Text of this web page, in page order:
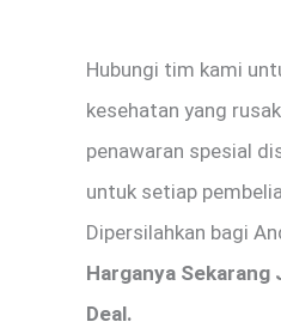
Hubungi tim kami
kesehatan yang
penawaran spesial
untuk setiap
Dipersilahkan bagi
Harganya Sekarang
Deal.